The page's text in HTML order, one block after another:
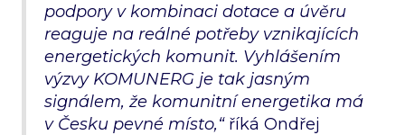
podpory v kombinaci dotace a úvěru
reaguje na reálné potřeby vznikajících
energetických komunit. Vyhlášením
výzvy KOMUNERG je tak jasným
signálem, že komunitní energetika má
v Česku pevné místo,“říká Ondřej